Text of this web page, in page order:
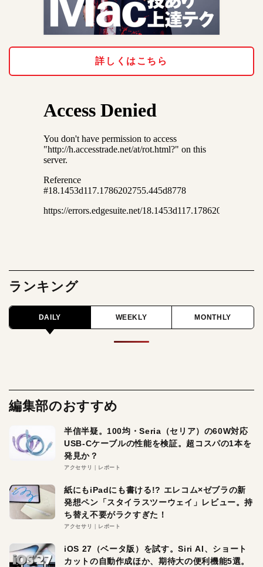
詳しくはこちら
ランキング
DAILY WEEKLY MONTHLY
編集部のおすすめ
半信半疑。100均・Seria（セリア）の60W対応
USB-Cケーブルの性能を検証。超コスパの1本を
発見か？
アクセサリ レポート
紙にもiPadにも書ける!? エレコム×ゼブラの新
発想ペン「スタイラスツーウェイ」レビュー。持
ち替え不要がラクすぎた！
アクセサリ レポート
iOS 27（ベータ版）を試す。Siri AI、ショート
カットの自動作成ほか、期待大の便利機能5選。